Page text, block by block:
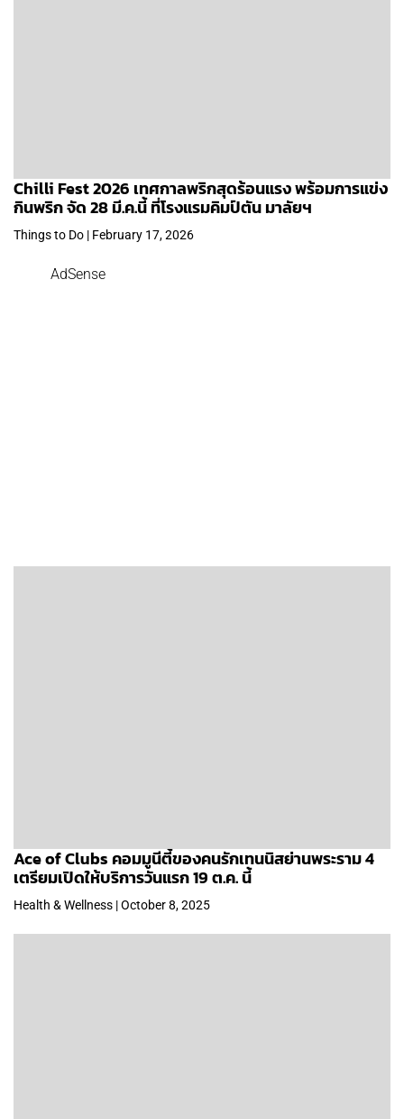
Chilli Fest 2026 เทศกาลพริกสุดร้อนแรง พร้อมการแข่ง
กินพริก จัด 28 มี.ค.นี้ ที่โรงแรมคิมป์ตัน มาลัยฯ
Things to Do | February 17, 2026
AdSense
Ace of Clubs คอมมูนีตี้ของคนรักเทนนิสย่านพระราม 4
เตรียมเปิดให้บริการวันแรก 19 ต.ค. นี้
Health & Wellness | October 8, 2025